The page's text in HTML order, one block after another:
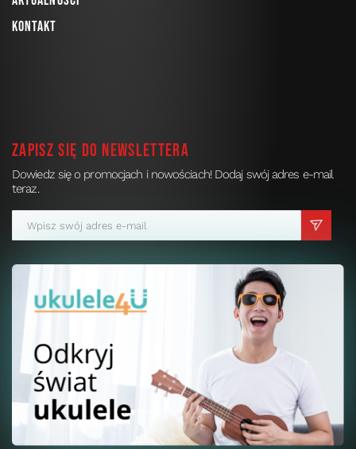
Kontakt
Zapisz się do newslettera
Dowiedz się o promocjach i nowościach! Dodaj swój adres e-mail
teraz.